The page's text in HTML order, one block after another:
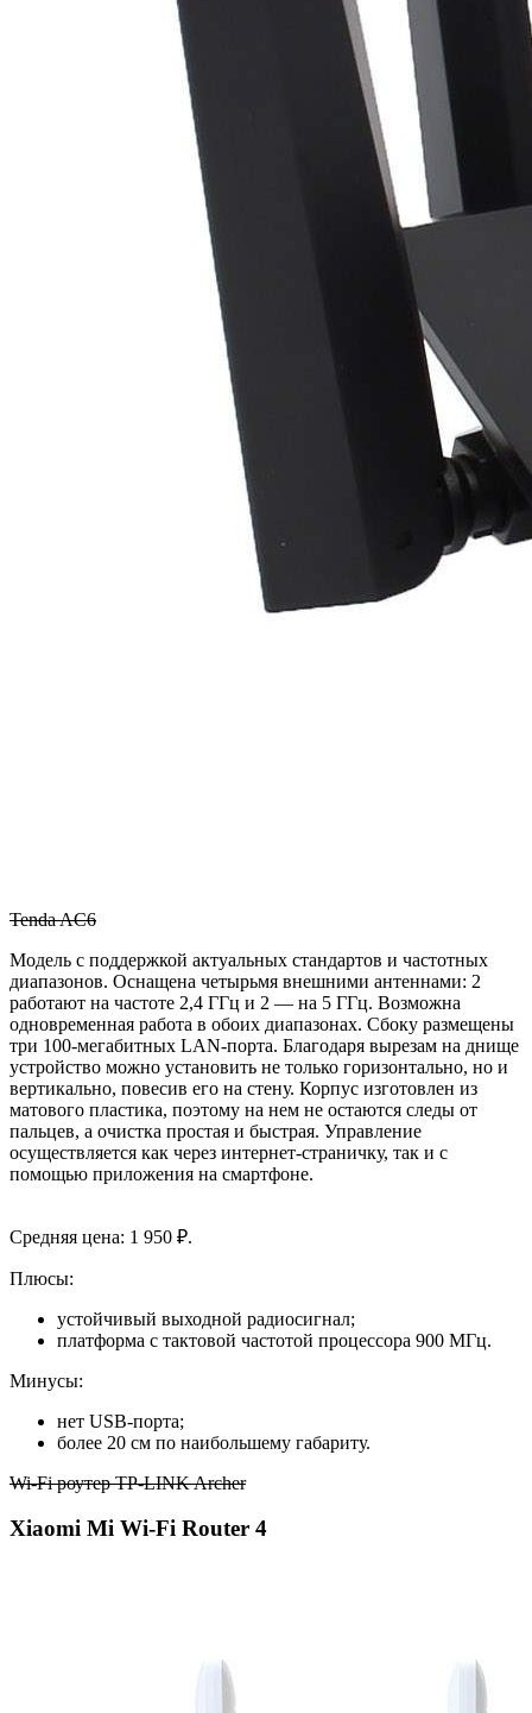
Tenda AC6
Модель с поддержкой актуальных стандартов и частотных
диапазонов. Оснащена четырьмя внешними антеннами: 2
работают на частоте 2,4 ГГц и 2 — на 5 ГГц. Возможна
одновременная работа в обоих диапазонах. Сбоку размещены
три 100-мегабитных LAN-порта. Благодаря вырезам на днище
устройство можно установить не только горизонтально, но и
вертикально, повесив его на стену. Корпус изготовлен из
матового пластика, поэтому на нем не остаются следы от
пальцев, а очистка простая и быстрая. Управление
осуществляется как через интернет-страничку, так и с
помощью приложения на смартфоне.
Средняя цена: 1 950 ₽.
Плюсы:
устойчивый выходной радиосигнал;
платформа с тактовой частотой процессора 900 МГц.
Минусы:
нет USB-порта;
более 20 см по наибольшему габариту.
Wi-Fi роутер TP-LINK Archer
Xiaomi Mi Wi-Fi Router 4